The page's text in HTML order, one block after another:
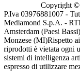
Copyright
P.Iva 03976881007 -
Mediamond S.p.A. -
Amsterdam (Paesi
Monzese (MI)Rispetto
riprodotti è vietata ogni
sistemi di intelligenza
espresso di utilizzare